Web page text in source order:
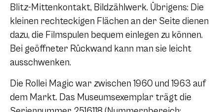
Blitz-Mittenkontakt, Bildzählwerk. Übrigens: Die
kleinen rechteckigen Flächen an der Seite dienen
dazu, die Filmspulen bequem einlegen zu können.
Bei geöffneter Rückwand kann man sie leicht
ausschwenken.
Die Rollei Magic war zwischen 1960 und 1963 auf
dem Markt. Das Museumsexemplar trägt die